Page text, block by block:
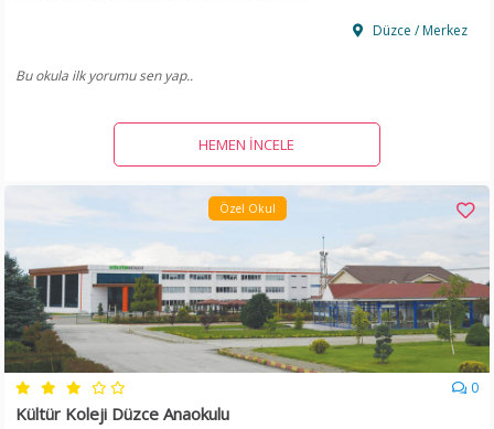
Düzce / Merkez
Bu okula ilk yorumu sen yap..
HEMEN İNCELE
Özel Okul
0
Kültür Koleji Düzce Anaokulu